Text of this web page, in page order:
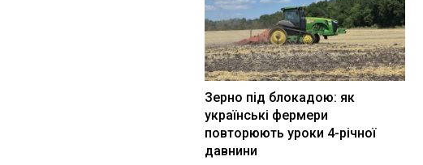
Зерно під блокадою: як
українські фермери
повторюють уроки 4-річної
давнини